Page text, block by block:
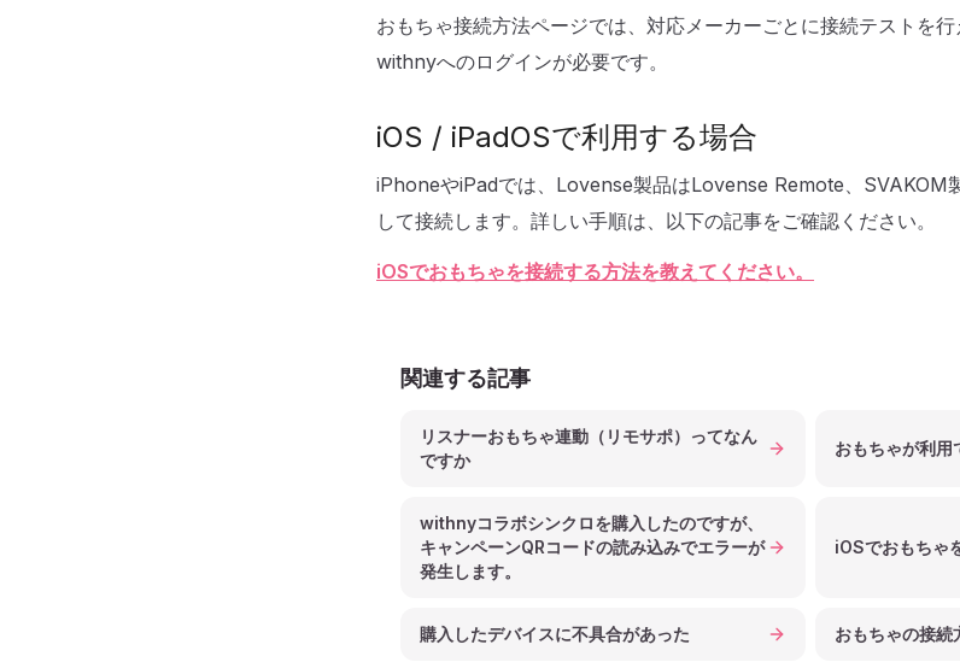
おもちゃ接続方法ページでは、対応メーカーごとに接続テストを
withnyへのログインが必要です。
iOS / iPadOSで利用する場合
iPhoneやiPadでは、Lovense製品はLovense Remote、
して接続します。詳しい手順は、以下の記事をご確認ください。
iOSでおもちゃを接続する方法を教えてください。
関連する記事
リスナーおもちゃ連動（リモサポ）ってなん
ですか
おもちゃが利用
withnyコラボシンクロを購入したのですが、
キャンペーンQRコードの読み込みでエラーが
発生します。
iOSでおもちゃ
購入したデバイスに不具合があった おもちゃの接続